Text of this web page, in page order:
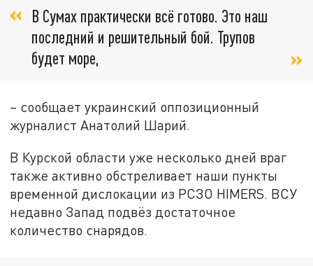
В Сумах практически всё готово. Это наш
последний и решительный бой. Трупов
будет море,
– сообщает украинский оппозиционный
журналист Анатолий Шарий.
В Курской области уже несколько дней враг
также активно обстреливает наши пункты
временной дислокации из РСЗО HIMERS. ВСУ
недавно Запад подвёз достаточное
количество снарядов.